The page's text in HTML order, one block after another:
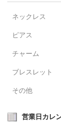
ネックレス
ピアス
チャーム
ブレスレット
その他
営業日カレ